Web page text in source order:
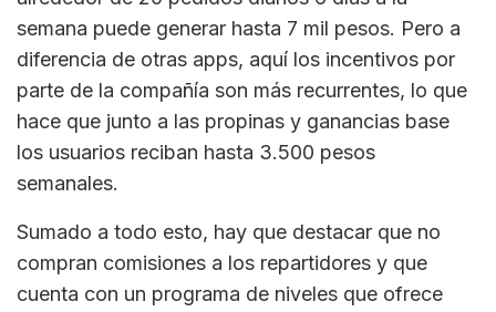
semana puede generar hasta 7 mil pesos. Pero a
diferencia de otras apps, aquí los incentivos por
parte de la compañía son más recurrentes, lo que
hace que junto a las propinas y ganancias base
los usuarios reciban hasta 3.500 pesos
semanales.
Sumado a todo esto, hay que destacar que no
compran comisiones a los repartidores y que
cuenta con un programa de niveles que ofrece